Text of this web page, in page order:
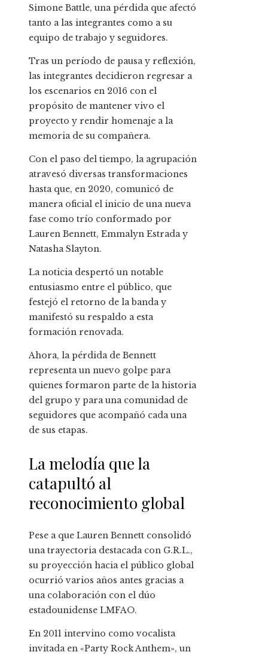
Simone Battle, una pérdida que afectó
tanto a las integrantes como a su
equipo de trabajo y seguidores.
Tras un período de pausa y reflexión,
las integrantes decidieron regresar a
los escenarios en 2016 con el
propósito de mantener vivo el
proyecto y rendir homenaje a la
memoria de su compañera.
Con el paso del tiempo, la agrupación
atravesó diversas transformaciones
hasta que, en 2020, comunicó de
manera oficial el inicio de una nueva
fase como trío conformado por
Lauren Bennett, Emmalyn Estrada y
Natasha Slayton.
La noticia despertó un notable
entusiasmo entre el público, que
festejó el retorno de la banda y
manifestó su respaldo a esta
formación renovada.
Ahora, la pérdida de Bennett
representa un nuevo golpe para
quienes formaron parte de la historia
del grupo y para una comunidad de
seguidores que acompañó cada una
de sus etapas.
La melodía que la
catapultó al
reconocimiento global
Pese a que Lauren Bennett consolidó
una trayectoria destacada con G.R.L.,
su proyección hacia el público global
ocurrió varios años antes gracias a
una colaboración con el dúo
estadounidense LMFAO.
En 2011 intervino como vocalista
invitada en «Party Rock Anthem», un